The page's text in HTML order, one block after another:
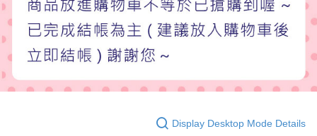
Display Desktop Mode Details